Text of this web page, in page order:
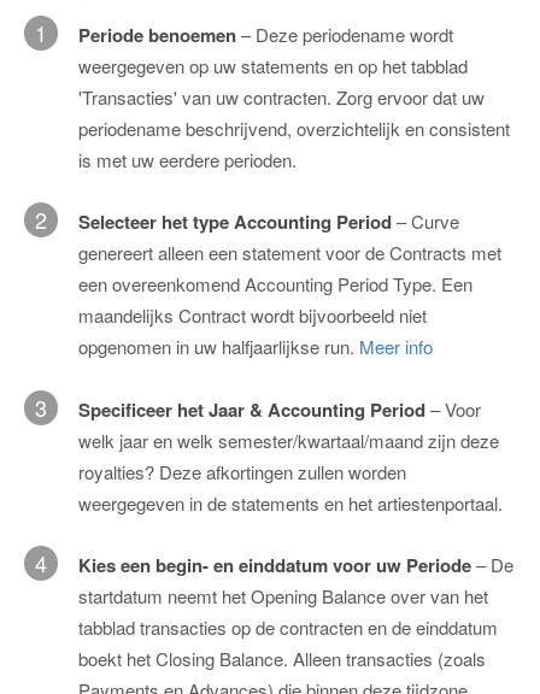
1 Periode benoemen– Deze periodename wordt
weergegeven op uw statements en op het tabblad
'Transacties' van uw contracten. Zorg ervoor dat uw
periodename beschrijvend, overzichtelijk en consistent
is met uw eerdere perioden.
2 Selecteer het type Accounting Period– Curve
genereert alleen een statement voor de Contracts met
een overeenkomend Accounting Period Type. Een
maandelijks Contract wordt bijvoorbeeld niet
opgenomen in uw halfjaarlijkse run. Meer info
3 Specificeer het Jaar & Accounting Period– Voor
welk jaar en welk semester/kwartaal/maand zijn deze
royalties? Deze afkortingen zullen worden
weergegeven in de statements en het artiestenportaal.
4 Kies een begin- en einddatum voor uw Periode– De
startdatum neemt het Opening Balance over van het
tabblad transacties op de contracten en de einddatum
boekt het Closing Balance. Alleen transacties (zoals